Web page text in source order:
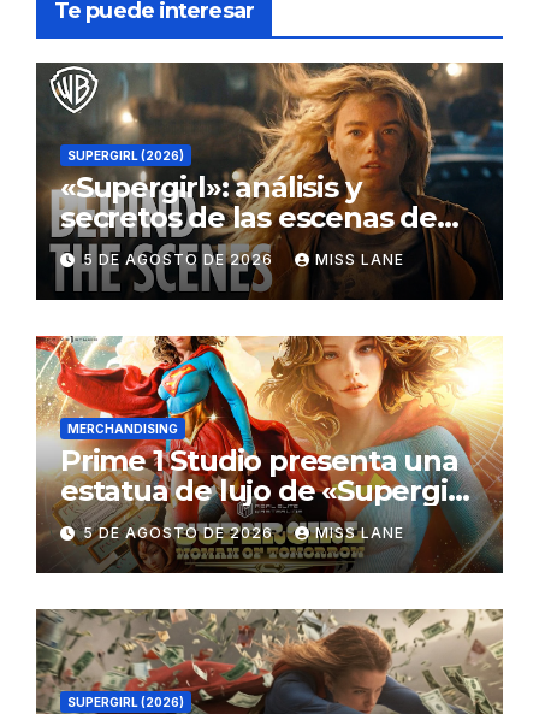
Te puede interesar
SUPERGIRL (2026)
«Supergirl»: análisis y
secretos de las escenas de
lucha
5 DE AGOSTO DE 2026 MISS LANE
MERCHANDISING
Prime 1 Studio presenta una
estatua de lujo de «Supergirl:
La Mujer del Mañana»
5 DE AGOSTO DE 2026 MISS LANE
SUPERGIRL (2026)